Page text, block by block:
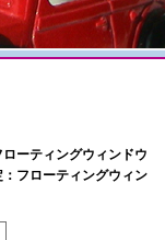
ローティングウィンドウ
：フローティングウィン